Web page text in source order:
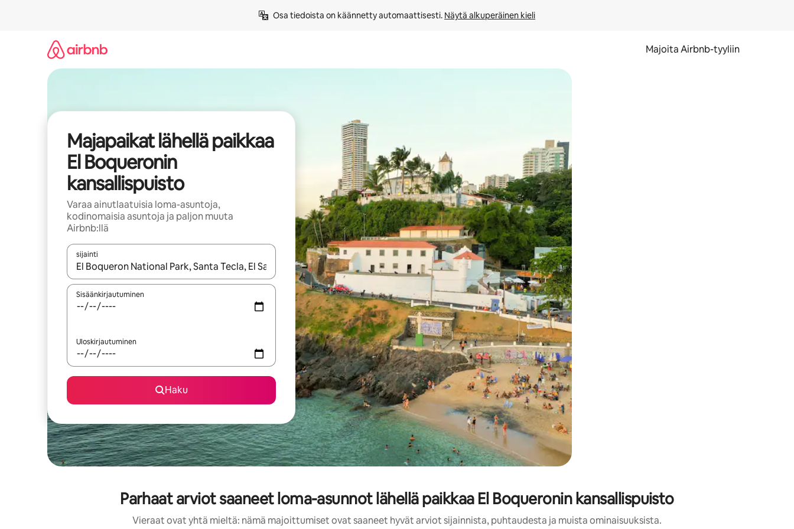
Osa tiedoista on käännetty automaattisesti. Näytä alkuperäinen kieli
Majoita Airbnb-tyyliin
Majapaikat lähellä paikkaa
El Boqueronin
kansallispuisto
Varaa ainutlaatuisia loma-asuntoja,
kodinomaisia asuntoja ja paljon muuta
Airbnb:llä
sijainti
Kun tulokset ovat saatavilla, navigoi ylös- ja alas-nuolinäppäimillä tai tutustu koskettamalla tai pyyhkäisemällä.
Sisäänkirjautuminen
Uloskirjautuminen
Haku
Parhaat arviot saaneet loma-asunnot lähellä paikkaa El Boqueronin kansallispuisto
Vieraat ovat yhtä mieltä: nämä majoittumiset ovat saaneet hyvät arviot sijainnista, puhtaudesta ja muista ominaisuuksista.